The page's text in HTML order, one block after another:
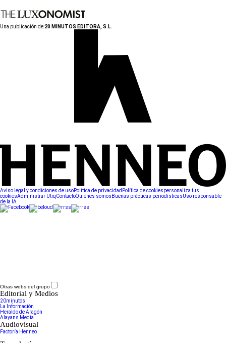
Una publicación de:20 MINUTOS EDITORA, S.L.
Aviso legal y condiciones de usoPolítica de privacidad Política de cookiespersonaliza tus
cookiesAdministrar UtiqContactoQuiénes somos Buenas prácticas periodísticasUso responsable
de la IA
Otras webs del grupo
Editorial y Medios
20minutos
La Información
Heraldo de Aragón
Alayans Media
Audiovisual
Factoría Henneo